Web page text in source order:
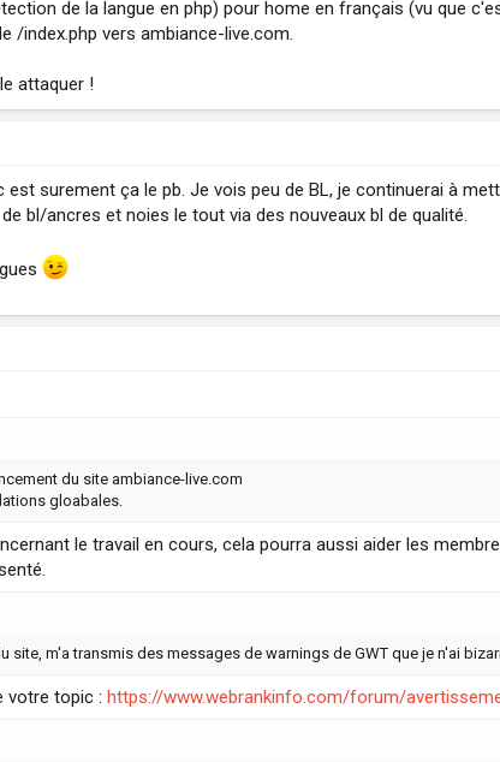
de la langue en php) pour home en français (vu que
/index.php vers ambiance-live.com.
attaquer !
surement ça le pb. Je vois peu de BL, je continuerai à
bl/ancres et noies le tout via des nouveaux bl de qualité.
du site ambiance-live.com
gloabales.
le travail en cours, cela pourra aussi aider les
site, m'a transmis des messages de warnings de GWT que je n'ai
votre topic : https://www.webrankinfo.com/forum/